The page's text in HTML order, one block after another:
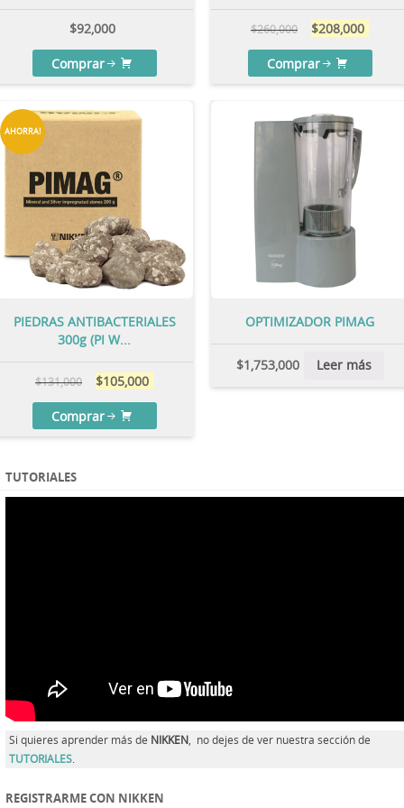
$92,000
Comprar
$260,000 $208,000
Comprar
PIEDRAS ANTIBACTERIALES
300g (PI W...
$131,000 $105,000
Comprar
AHORRA!
OPTIMIZADOR PIMAG
$1,753,000 Leer más
TUTORIALES
Si quieres aprender más de NIKKEN , no dejes de ver nuestra sección de
TUTORIALES
REGISTRARME CON NIKKEN